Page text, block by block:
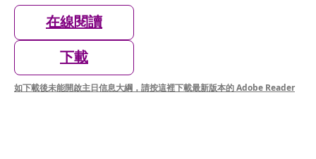
在線閱讀
下載
如下載後未能開啟主日信息大綱，請按這裡下載最新版本的 Adobe Reader